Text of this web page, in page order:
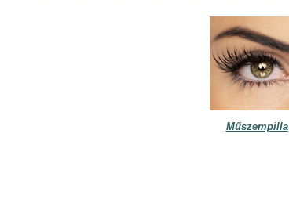
Műszempilla